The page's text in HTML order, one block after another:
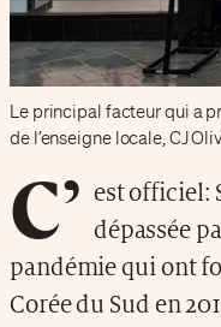
Le principal facteur qui a
de l’enseigne locale, CJ
C’
est officiel:
dépassée
pandémie qui ont
Corée du Sud en